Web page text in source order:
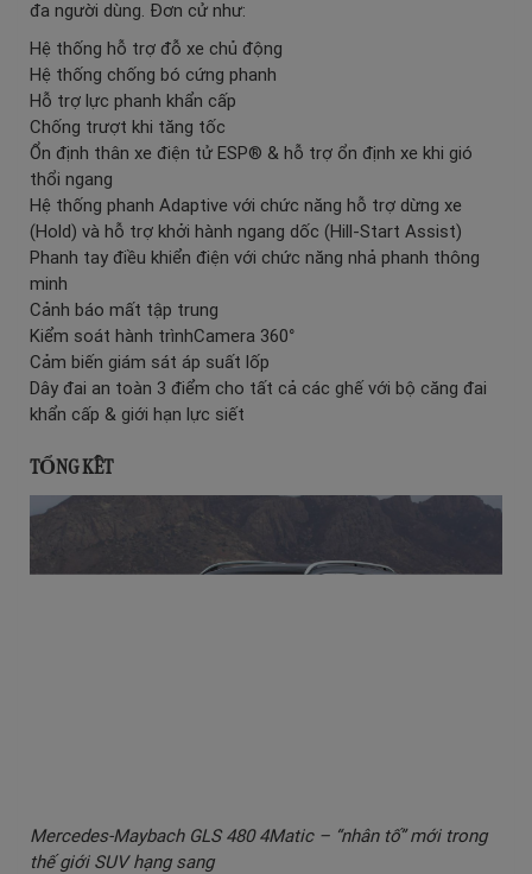
đa người dùng. Đơn cử như:
Hệ thống hỗ trợ đỗ xe chủ động
Hệ thống chống bó cứng phanh
Hỗ trợ lực phanh khẩn cấp
Chống trượt khi tăng tốc
Ổn định thân xe điện tử ESP® & hỗ trợ ổn định xe khi gió
thổi ngang
Hệ thống phanh Adaptive với chức năng hỗ trợ dừng xe
(Hold) và hỗ trợ khởi hành ngang dốc (Hill-Start Assist)
Phanh tay điều khiển điện với chức năng nhả phanh thông
minh
Cảnh báo mất tập trung
Kiểm soát hành trìnhCamera 360°
Cảm biến giám sát áp suất lốp
Dây đai an toàn 3 điểm cho tất cả các ghế với bộ căng đai
khẩn cấp & giới hạn lực siết
TỔNG KẾT
Mercedes-Maybach GLS 480 4Matic – “nhân tố” mới trong
thế giới SUV hạng sang